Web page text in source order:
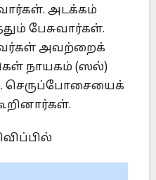
அடக்கம்
பேசுவார்கள்.
அவற்றைக்
நாயகம் (ஸல்)
செருப்போசையைக்